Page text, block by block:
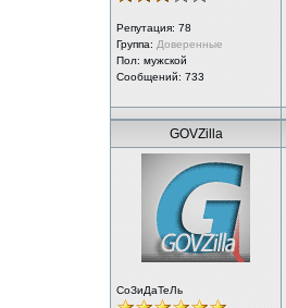
Репутация: 78
Группа: Доверенные
Пол: мужской
Сообщений: 733
GOVZilla
СоЗиДаТеЛь